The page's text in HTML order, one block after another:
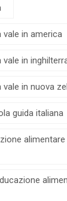
vale in america
in
in nuova
guida italiana
alimentare